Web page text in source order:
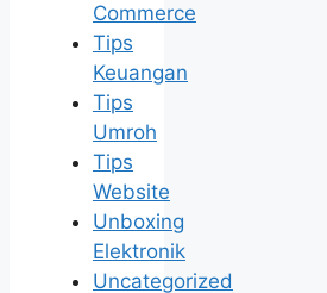
Commerce
Tips
Keuangan
Tips
Umroh
Tips
Website
Unboxing
Elektronik
Uncategorized